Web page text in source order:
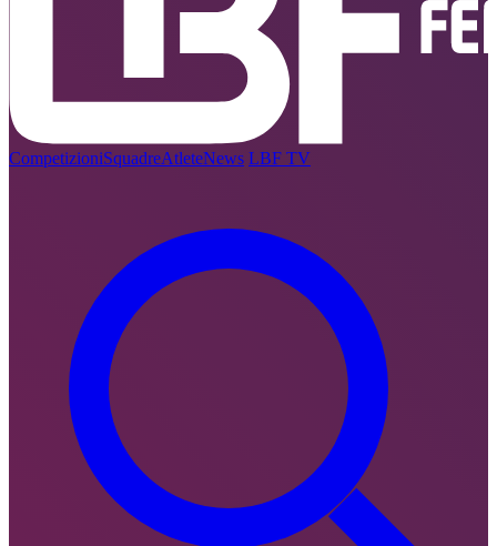
CompetizioniSquadreAtleteNews LBF TV